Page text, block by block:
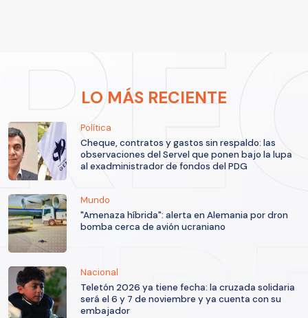
LO MÁS RECIENTE
Política
Cheque, contratos y gastos sin respaldo: las
observaciones del Servel que ponen bajo la lupa
al exadministrador de fondos del PDG
Mundo
"Amenaza híbrida": alerta en Alemania por dron
bomba cerca de avión ucraniano
Nacional
Teletón 2026 ya tiene fecha: la cruzada solidaria
será el 6 y 7 de noviembre y ya cuenta con su
embajador